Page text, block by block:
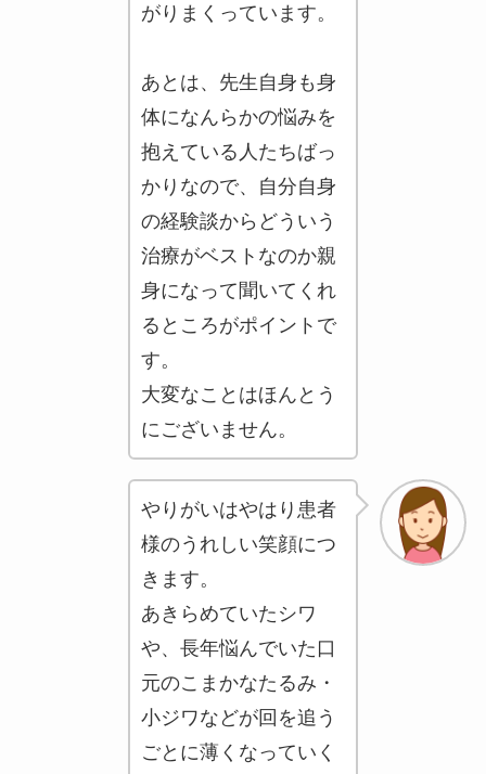
がりまくっています。
あとは、先生自身も身
体になんらかの悩みを
抱えている人たちばっ
かりなので、自分自身
の経験談からどういう
治療がベストなのか親
身になって聞いてくれ
るところがポイントで
す。
大変なことはほんとう
にございません。
やりがいはやはり患者
様のうれしい笑顔につ
きます。
あきらめていたシワ
や、長年悩んでいた口
元のこまかなたるみ・
小ジワなどが回を追う
ごとに薄くなっていく